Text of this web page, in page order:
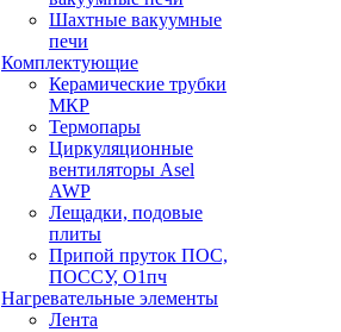
Шахтные вакуумные
печи
Комплектующие
Керамические трубки
МКР
Термопары
Циркуляционные
вентиляторы Asel
AWP
Лещадки, подовые
плиты
Припой пруток ПОС,
ПОССУ, О1пч
Нагревательные элементы
Лента